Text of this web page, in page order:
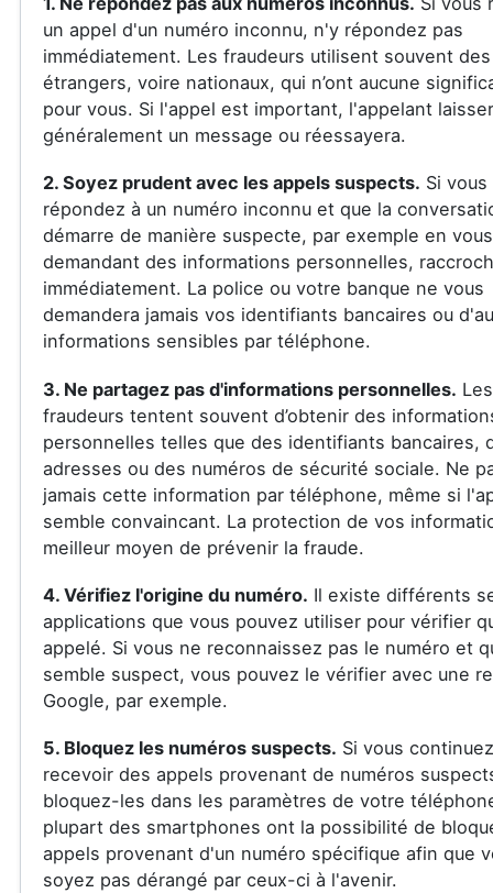
un appel d'un numéro inconnu, n'y répondez pas
immédiatement. Les fraudeurs utilisent souvent
étrangers, voire nationaux, qui n’ont aucune
pour vous. Si l'appel est important, l'appelant
généralement un message ou réessayera.
2. Soyez prudent avec les appels suspects. Si vous
répondez à un numéro inconnu et que la
démarre de manière suspecte, par exemple en vous
demandant des informations personnelles,
immédiatement. La police ou votre banque ne vous
demandera jamais vos identifiants bancaires ou
informations sensibles par téléphone.
3. Ne partagez pas d'informations personnelles. Les
fraudeurs tentent souvent d’obtenir des
personnelles telles que des identifiants bancaires,
adresses ou des numéros de sécurité sociale. Ne
jamais cette information par téléphone, même si
semble convaincant. La protection de vos
meilleur moyen de prévenir la fraude.
4. Vérifiez l'origine du numéro. Il existe différents
applications que vous pouvez utiliser pour vérifier
appelé. Si vous ne reconnaissez pas le numéro et
semble suspect, vous pouvez le vérifier avec une
Google, par exemple.
5. Bloquez les numéros suspects. Si vous
recevoir des appels provenant de numéros
bloquez-les dans les paramètres de votre
plupart des smartphones ont la possibilité de
appels provenant d'un numéro spécifique afin que
soyez pas dérangé par ceux-ci à l'avenir.